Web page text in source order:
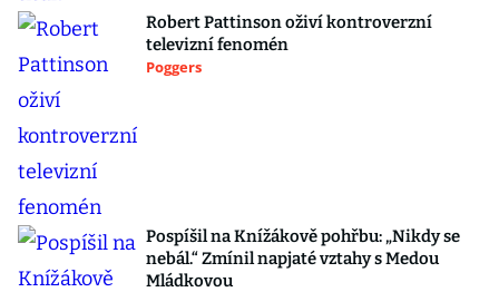
Robert Pattinson oživí kontroverzní
televizní fenomén
Poggers
Pospíšil na Knížákově pohřbu: „Nikdy se
nebál.“ Zmínil napjaté vztahy s Medou
Mládkovou